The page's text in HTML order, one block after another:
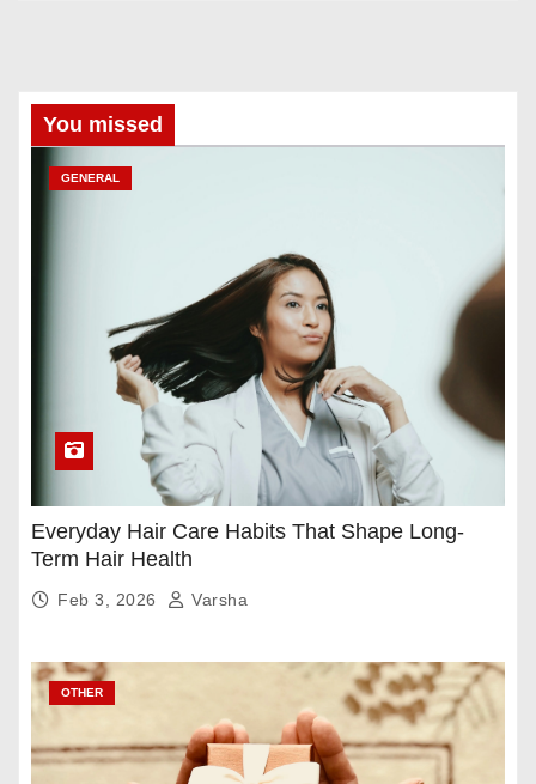
You missed
GENERAL
Everyday Hair Care Habits That Shape Long-
Term Hair Health
Feb 3, 2026 Varsha
OTHER